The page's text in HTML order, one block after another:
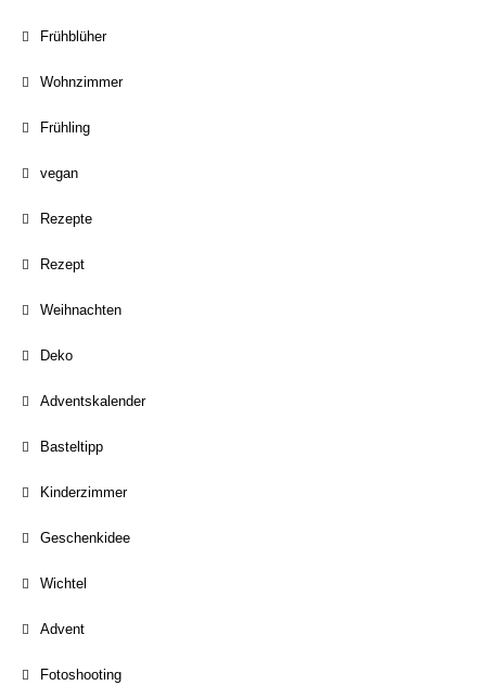
Frühblüher
Wohnzimmer
Frühling
vegan
Rezepte
Rezept
Weihnachten
Deko
Adventskalender
Basteltipp
Kinderzimmer
Geschenkidee
Wichtel
Advent
Fotoshooting